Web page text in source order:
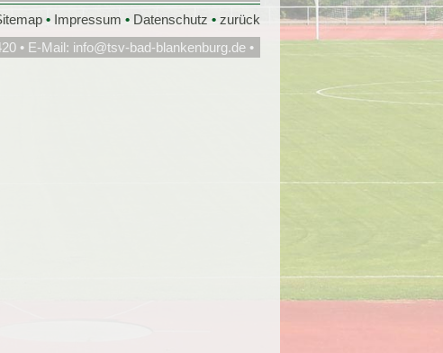
• Impressum • Datenschutz • zurück
• E-Mail: info@tsv-bad-blankenburg.de•